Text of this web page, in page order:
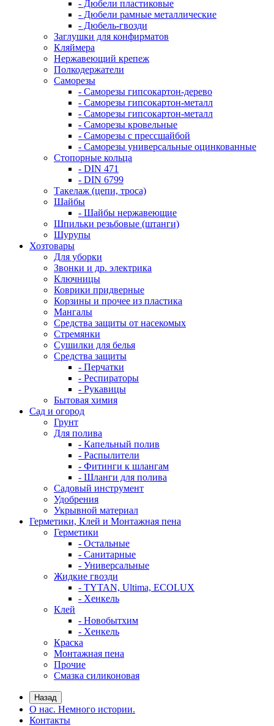
- Дюбели пластиковые
- Дюбели рамные металлические
- Дюбель-гвозди
Заглушки для конфирматов
Кляймера
Нержавеющий крепеж
Полкодержатели
Саморезы
- Саморезы гипсокартон-дерево
- Саморезы гипсокартон-металл
- Саморезы гипсокартон-металл
- Саморезы кровельные
- Саморезы с прессшайбой
- Саморезы универсальные оцинкованные
Стопорные кольца
- DIN 471
- DIN 6799
Такелаж (цепи, троса)
Шайбы
- Шайбы нержавеющие
Шпильки резьбовые (штанги)
Шурупы
Хозтовары
Для уборки
Звонки и др. электрика
Ключницы
Коврики придверные
Корзины и прочее из пластика
Мангалы
Средства защиты от насекомых
Стремянки
Сушилки для белья
Средства защиты
- Перчатки
- Респираторы
- Рукавицы
Бытовая химия
Сад и огород
Грунт
Для полива
- Капельный полив
- Распылители
- Фитинги к шлангам
- Шланги для полива
Садовый инструмент
Удобрения
Укрывной материал
Герметики, Клей и Монтажная пена
Герметики
- Остальные
- Санитарные
- Универсальные
Жидкие гвозди
- TYTAN, Ultima, ECOLUX
- Хенкель
Клей
- Новобытхим
- Хенкель
Краска
Монтажная пена
Прочие
Смазка силиконовая
Назад
О нас. Немного истории.
Контакты